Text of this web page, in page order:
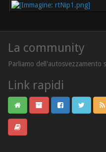
La community
Parliamo dell'autosvezzamento
Link rapidi